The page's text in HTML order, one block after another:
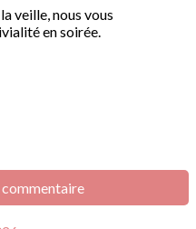
veille, nous vous
en soirée.